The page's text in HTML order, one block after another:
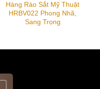
Hàng Rào Sắt Mỹ Thuật
HRBV022 Phong Nhã,
Sang Trọng